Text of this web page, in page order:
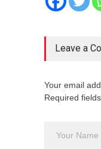
Leave a
Your email
Required